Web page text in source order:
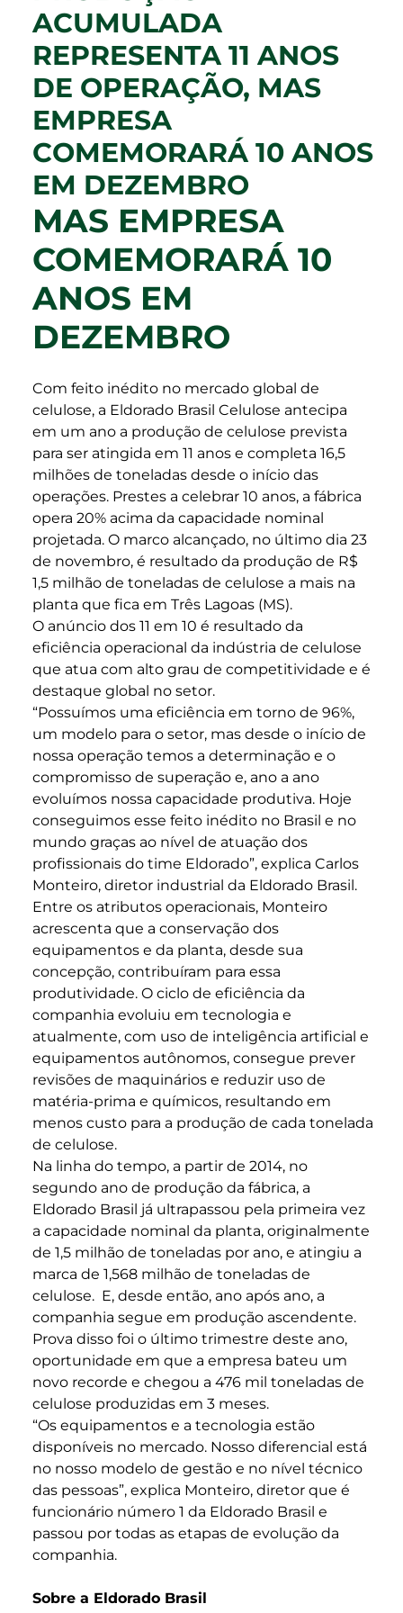
ACUMULADA
REPRESENTA 11 ANOS
DE OPERAÇÃO, MAS
EMPRESA
COMEMORARÁ 10 ANOS
EM DEZEMBRO
MAS EMPRESA
COMEMORARÁ 10
ANOS EM
DEZEMBRO
Com feito inédito no mercado global de
celulose, a Eldorado Brasil Celulose antecipa
em um ano a produção de celulose prevista
para ser atingida em 11 anos e completa 16,5
milhões de toneladas desde o início das
operações. Prestes a celebrar 10 anos, a fábrica
opera 20% acima da capacidade nominal
projetada. O marco alcançado, no último dia 23
de novembro, é resultado da produção de R$
1,5 milhão de toneladas de celulose a mais na
planta que fica em Três Lagoas (MS).
O anúncio dos 11 em 10 é resultado da
eficiência operacional da indústria de celulose
que atua com alto grau de competitividade e é
destaque global no setor.
“Possuímos uma eficiência em torno de 96%,
um modelo para o setor, mas desde o início de
nossa operação temos a determinação e o
compromisso de superação e, ano a ano
evoluímos nossa capacidade produtiva. Hoje
conseguimos esse feito inédito no Brasil e no
mundo graças ao nível de atuação dos
profissionais do time Eldorado”, explica Carlos
Monteiro, diretor industrial da Eldorado Brasil.
Entre os atributos operacionais, Monteiro
acrescenta que a conservação dos
equipamentos e da planta, desde sua
concepção, contribuíram para essa
produtividade. O ciclo de eficiência da
companhia evoluiu em tecnologia e
atualmente, com uso de inteligência artificial e
equipamentos autônomos, consegue prever
revisões de maquinários e reduzir uso de
matéria-prima e químicos, resultando em
menos custo para a produção de cada tonelada
de celulose.
Na linha do tempo, a partir de 2014, no
segundo ano de produção da fábrica, a
Eldorado Brasil já ultrapassou pela primeira vez
a capacidade nominal da planta, originalmente
de 1,5 milhão de toneladas por ano, e atingiu a
marca de 1,568 milhão de toneladas de
celulose. E, desde então, ano após ano, a
companhia segue em produção ascendente.
Prova disso foi o último trimestre deste ano,
oportunidade em que a empresa bateu um
novo recorde e chegou a 476 mil toneladas de
celulose produzidas em 3 meses.
“Os equipamentos e a tecnologia estão
disponíveis no mercado. Nosso diferencial está
no nosso modelo de gestão e no nível técnico
das pessoas”, explica Monteiro, diretor que é
funcionário número 1 da Eldorado Brasil e
passou por todas as etapas de evolução da
companhia.
Sobre a Eldorado Brasil